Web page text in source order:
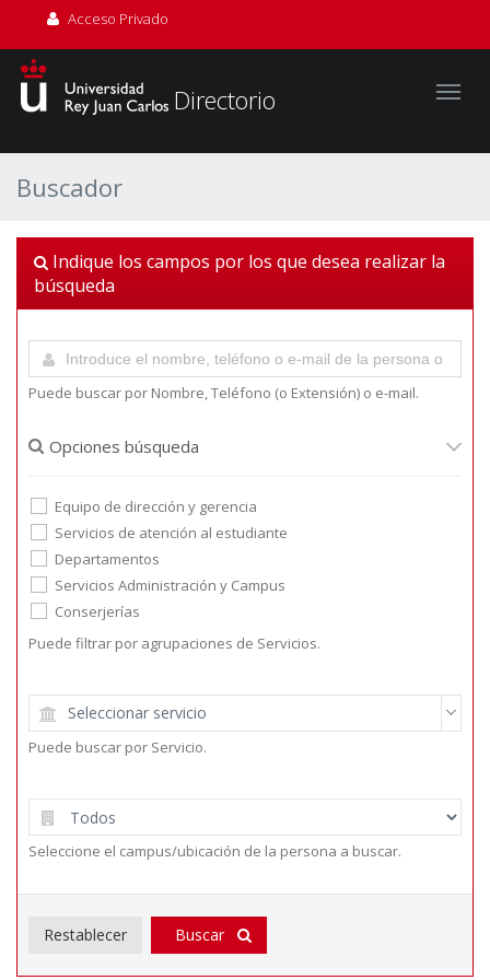
Acceso Privado
Directorio
Buscador
Indique los campos por los que desea realizar la
búsqueda
Puede buscar por Nombre, Teléfono (o Extensión) o e-mail.
Opciones búsqueda
Equipo de dirección y gerencia
Servicios de atención al estudiante
Departamentos
Servicios Administración y Campus
Conserjerías
Puede filtrar por agrupaciones de Servicios.
Seleccionar servicio
Puede buscar por Servicio.
Seleccione el campus/ubicación de la persona a buscar.
Buscar